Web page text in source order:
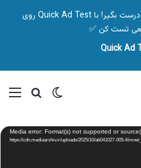
🎯 قبل از شروع کمپین، تصمیم درست بگیر! با Quick Ad Test روی
تست کن ✅
تغییر پوسته
Media error: Format(s) not supported or